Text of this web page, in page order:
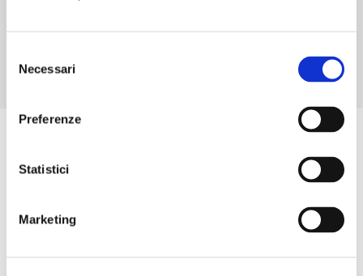
delNecessari
Preferenze
Statistici
Marketing